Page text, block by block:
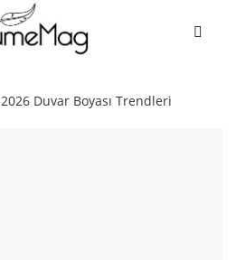
2026 Duvar Boyası Trendleri